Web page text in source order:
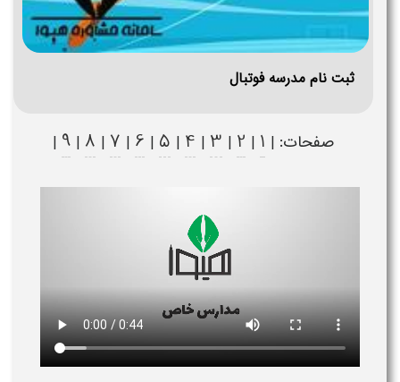
ثبت نام مدرسه فوتبال
صفحات: | 1
|
2
|
3
|
4
|
5
|
6
|
7
|
8
|
9
|